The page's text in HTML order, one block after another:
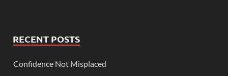
RECENT POSTS
Confidence Not Misplaced